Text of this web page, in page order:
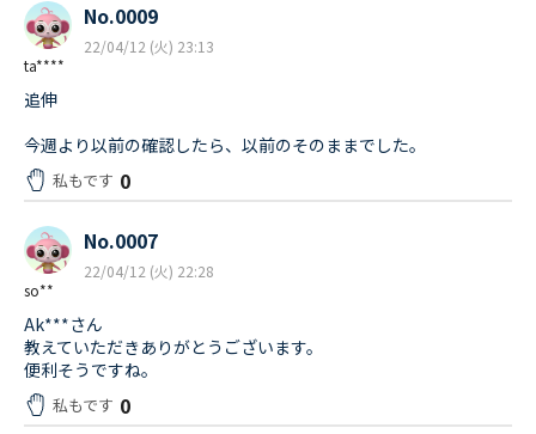
ta****
No.0009
22/04/12 (火) 23:13
追伸
今週より以前の確認したら、以前のそのままでした。
私もです 0
so**
No.0007
22/04/12 (火) 22:28
Ak***さん
教えていただきありがとうございます。
便利そうですね。
私もです 0